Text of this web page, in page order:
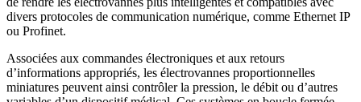
divers protocoles de communication numérique, comme Ethernet IP
ou Profinet.
Associées aux commandes électroniques et aux retours
d’informations appropriés, les électrovannes proportionnelles
miniatures peuvent ainsi contrôler la pression, le débit ou d’autres